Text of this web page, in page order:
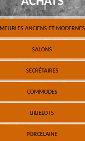
MEUBLES ANCIENS ET MODERNES
SALONS
SECRÉTAIRES
COMMODES
BIBELOTS
PORCELAINE